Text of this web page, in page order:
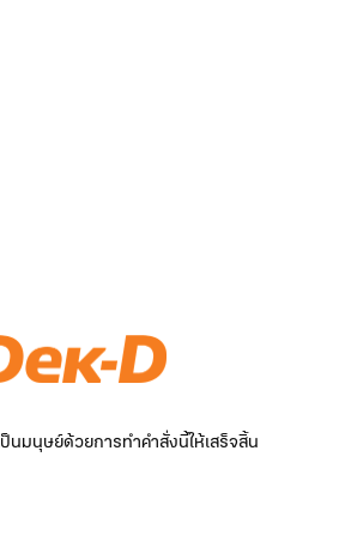
นมนุษย์ด้วยการทำคำสั่งนี้ให้เสร็จสิ้น